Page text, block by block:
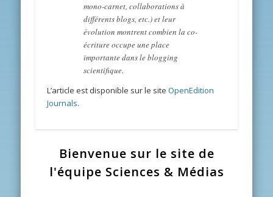
mono-carnet, collaborations à
différents blogs, etc.) et leur
évolution montrent combien la co-
écriture occupe une place
importante dans le blogging
scientifique.
L’article est disponible sur le siteOpenEdition
Journals.
Bienvenue sur le site de
l'équipe Sciences & Médias